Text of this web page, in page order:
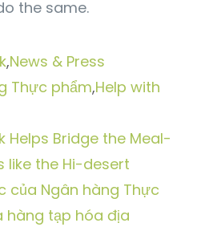
the same.
,News & Press
Thực phẩm,Help with
Helps Bridge the Meal-
like the Hi-desert
của Ngân hàng Thực
hàng tạp hóa địa